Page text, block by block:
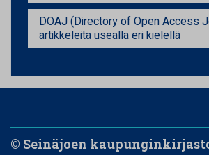
DOAJ (Directory of Open Access
artikkeleita usealla eri kielellä
© Seinäjoen